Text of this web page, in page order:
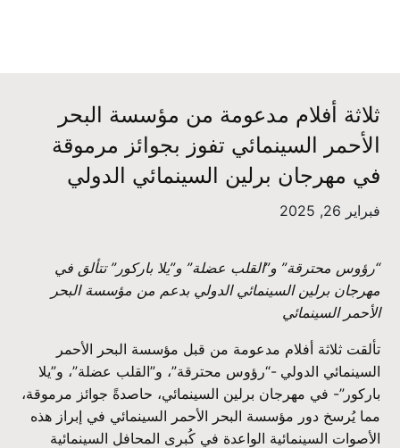
ثلاثة أفلام مدعومة من مؤسسة البحر
الأحمر السينمائي تفوز بجوائز مرموقة
في مهرجان برلين السينمائي الدولي
فبراير 26, 2025
“رؤوس محترقة” و”القلب عضلة” و”يلا باركور”تتألق في
مهرجان برلين السينمائي الدولي بدعم من مؤسسة البحر
الأحمر السينمائي
تألقت ثلاثة أفلام مدعومة من قبل مؤسسة البحر الأحمر
السينمائي الدولي -“رؤوس محترقة”، و”القلب عضلة”، و”يلا
باركور”- في مهرجان برلين السينمائي، حاصدةً جوائز مرموقة،
مما يُرسخ دور مؤسسة البحر الأحمر السينمائي في إبراز هذه
الأصوات السينمائية الواعدة في كُبرى المحافل السينمائية